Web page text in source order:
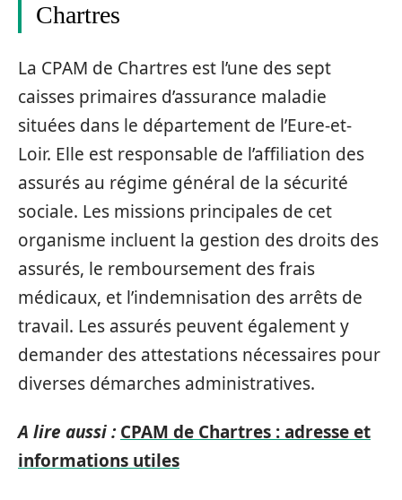
Chartres
La CPAM de Chartres est l’une des sept
caisses primaires d’assurance maladie
situées dans le département de l’Eure-et-
Loir. Elle est responsable de l’affiliation des
assurés au régime général de la sécurité
sociale. Les missions principales de cet
organisme incluent la gestion des droits des
assurés, le remboursement des frais
médicaux, et l’indemnisation des arrêts de
travail. Les assurés peuvent également y
demander des attestations nécessaires pour
diverses démarches administratives.
A lire aussi : CPAM de Chartres : adresse et
informations utiles